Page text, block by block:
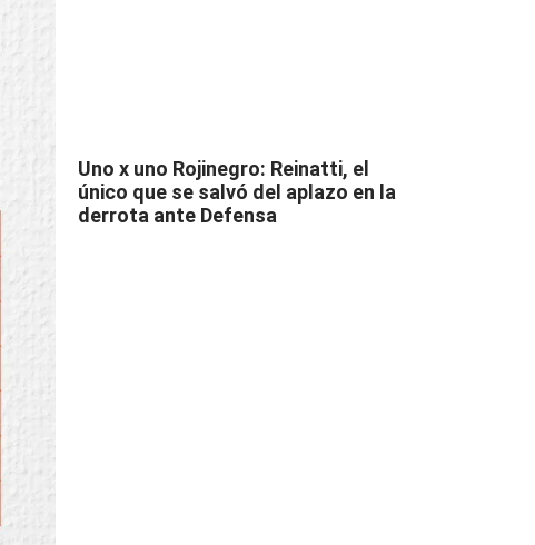
Uno x uno Rojinegro: Reinatti, el
único que se salvó del aplazo en la
derrota ante Defensa